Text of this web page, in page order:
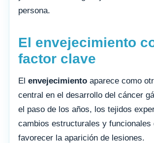
persona.
El envejecimiento
factor clave
El envejecimiento aparece como
central en el desarrollo del cáncer
el paso de los años, los tejidos
cambios estructurales y funcionales
favorecer la aparición de lesiones.